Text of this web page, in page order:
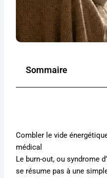
Sommaire
Combler le vide
médical
Le burn-out, ou syndrome
se résume pas à une